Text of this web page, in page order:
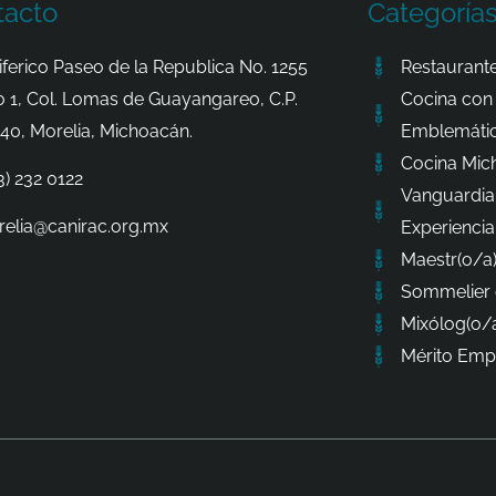
Paseo de la Republica No. 1255
1, Col. Lomas de Guayangareo, C.P.
Morelia, Michoacán.
232 0122
Cocina
Cocina
Experiencia
Maestr(o/
Sommelier
Mixólog(o/
Mérito